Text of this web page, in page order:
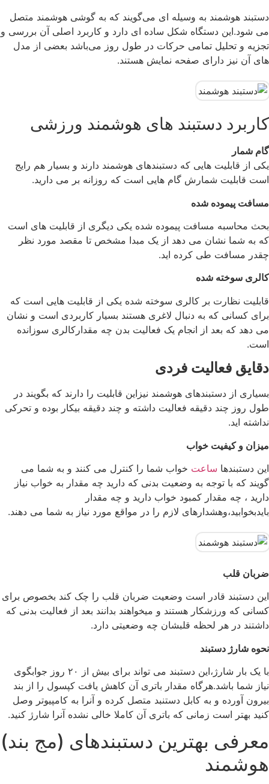
دستبند هوشمند به وسیله ای می‌گویند که به گوشی هوشمند متصل
می شود.این دستگاه شکل ساده ای دارد و کاربرد اصلی آن بررسی و
تجزیه و تحلیل تمامی حرکات در طول روز می‌باشد بعضی از مدل
های آن نیز دارای صفحه نمایش هستند.
کاربرد دستبند های هوشمند ورزشی
گام شمار
یکی از قابلیت هایی که دستبندهای هوشمند دارند و بسیار هم رایج
است قابلیت شمارش گام هایی است که روزانه بر می دارید.
مسافت پیموده شده
بحث محاسبه مسافت پیموده شده یکی دیگری از قابلیت های است
که به شما نشان می دهد از یک مبدا مشخص تا مقصد مورد نظر
چقدر مسافت طی کرده اید.
کالری سوخته شده
قابلیت نظارت بر کالری سوخته شده یکی از قابلیت هایی است که
برای کسانی که به دنبال لاغری هستند بسیار کاربردی است و نشان
می دهد که بعد از انجام یک فعالیت بدن چه مقدارکالری سوزانده
است.
دقایق فعالیت فردی
بسیاری از دستبندهای هوشمند نیزاین قابلیت را دارند که بگویند در
طول روز چند دقیقه فعالیت داشته و چند دقیقه بیکار بوده و تحرکی
نداشته اید.
میزان و کیفیت خواب
این دستبندها ساعت خواب شما را کنترل می کنند و به شما می
گویند که با توجه به وضعیت بدنی که دارید چه مقدار به خواب نیاز
دارید ، چه مقدار کمبود خواب دارید و چه مقدار
بایدبخوابید،وهشدارهای لازم را در مواقع مورد نیاز به شما می دهند.
ضربان قلب
این دستبند قادر است وضعیت ضربان قلب را چک کند بخصوص برای
کسانی که ورزشکار هستند و میخواهند بدانند بعد از فعالیت بدنی که
داشتند در هر لحظه قلبشان چه وضعیتی دارد.
نحوه شارژ دستبند
با یک بار شارژ،این دستبند می تواند برای بیش از ۲۰ روز جوابگوی
نیاز شما باشد.هرگاه مقدار باتری آن کاهش یافت کپسول را از بند
بیرون آورده و به کابل دستنبد متصل کرده و آنرا به کامپیوتر وصل
کنید بهتر است زمانی که باتری آن کاملا خالی نشده آنرا شارژ کنید.
معرفی بهترین دستبندهای (مج بند)
هوشمند